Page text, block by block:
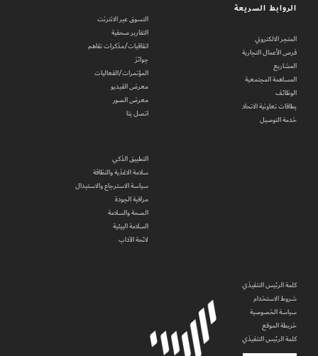
الروابط السريعة
المتجر الالكتروني
فرص الأعمال التجارية
المشاريع
المساهمة المجتمعية
الوظائف
بطاقات تعاونية الاتحاد
خدمة التوصيل
التسوق عبر الانترنت
التقارير صحفية
اتفاقيات/مذكرات تفاهم
جوائز
المؤتمرات/الفعاليات
معرض الفيديو
معرض الصور
اتصل بنا
التطبيق الذكي
سلامة الاغذية والنظافة
سياسة الاسترجاع والاستبدال
مراقبة الجودة
الصحة والسلامة
السلامة البيئية
لائحة الآداب
كلمة الرئيس التنفيذي
شروط الاستخدام
سياسة الخصوصية
خريطة الموقع
كلمة الرئيس التنفيذي